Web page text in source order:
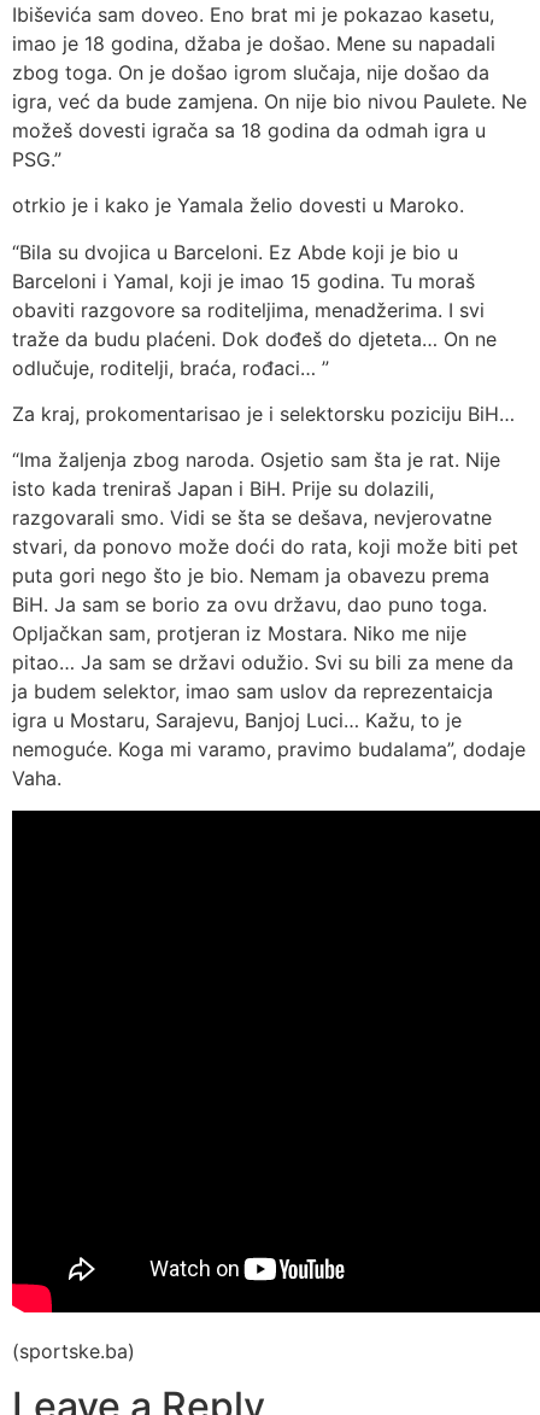
Ibiševića sam doveo. Eno brat mi je pokazao kasetu,
imao je 18 godina, džaba je došao. Mene su napadali
zbog toga. On je došao igrom slučaja, nije došao da
igra, već da bude zamjena. On nije bio nivou Paulete. Ne
možeš dovesti igrača sa 18 godina da odmah igra u
PSG.”
otrkio je i kako je Yamala želio dovesti u Maroko.
“Bila su dvojica u Barceloni. Ez Abde koji je bio u
Barceloni i Yamal, koji je imao 15 godina. Tu moraš
obaviti razgovore sa roditeljima, menadžerima. I svi
traže da budu plaćeni. Dok dođeš do djeteta… On ne
odlučuje, roditelji, braća, rođaci… ”
Za kraj, prokomentarisao je i selektorsku poziciju BiH…
“Ima žaljenja zbog naroda. Osjetio sam šta je rat. Nije
isto kada treniraš Japan i BiH. Prije su dolazili,
razgovarali smo. Vidi se šta se dešava, nevjerovatne
stvari, da ponovo može doći do rata, koji može biti pet
puta gori nego što je bio. Nemam ja obavezu prema
BiH. Ja sam se borio za ovu državu, dao puno toga.
Opljačkan sam, protjeran iz Mostara. Niko me nije
pitao… Ja sam se državi odužio. Svi su bili za mene da
ja budem selektor, imao sam uslov da reprezentaicja
igra u Mostaru, Sarajevu, Banjoj Luci… Kažu, to je
nemoguće. Koga mi varamo, pravimo budalama”, dodaje
Vaha.
(sportske.ba)
Leave a Reply